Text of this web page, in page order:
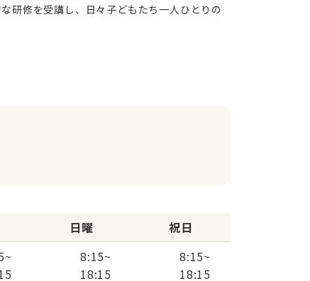
研修を受講し、日々子どもたち一人ひとりの
~
日曜
8:15~
18:15
祝日
8:15~
18:15